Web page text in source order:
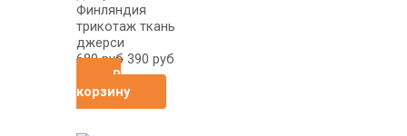
Финляндия
трикотаж ткань
джерси
680руб
руб.
390 руб
В
корзину